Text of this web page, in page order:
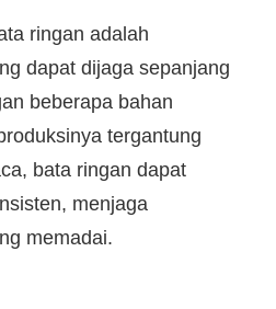
ringan adalah
dapat dijaga sepanjang
beberapa bahan
tergantung
bata ringan dapat
menjaga
memadai.